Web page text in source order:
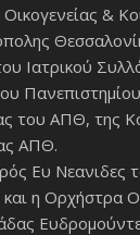
&
Ιατρικού
του ΑΠΘ, της
ΑΠΘ.
Ευ Νεανιδες
και η Ορχήστρα